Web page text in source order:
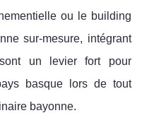
ou le building
sur-mesure, intégrant
un levier fort pour
basque lors de tout
bayonne.